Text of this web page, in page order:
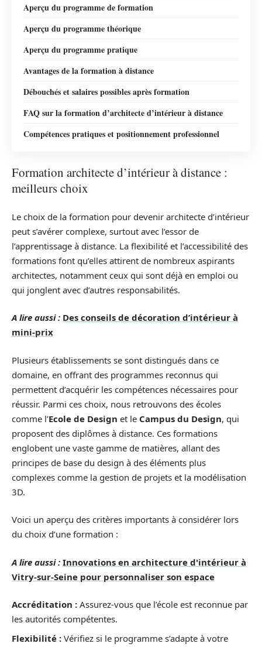
Aperçu du programme de formation
Aperçu du programme théorique
Aperçu du programme pratique
Avantages de la formation à distance
Débouchés et salaires possibles après formation
FAQ sur la formation d’architecte d’intérieur à distance
Compétences pratiques et positionnement professionnel
Formation architecte d’intérieur à distance :
meilleurs choix
Le choix de la formation pour devenir architecte d’intérieur
peut s’avérer complexe, surtout avec l’essor de
l’apprentissage à distance. La flexibilité et l’accessibilité des
formations font qu’elles attirent de nombreux aspirants
architectes, notamment ceux qui sont déjà en emploi ou
qui jonglent avec d’autres responsabilités.
A lire aussi : Des conseils de décoration d’intérieur à
mini-prix
Plusieurs établissements se sont distingués dans ce
domaine, en offrant des programmes reconnus qui
permettent d’acquérir les compétences nécessaires pour
réussir. Parmi ces choix, nous retrouvons des écoles
comme l’Ecole de Design et le Campus du Design, qui
proposent des diplômes à distance. Ces formations
englobent une vaste gamme de matières, allant des
principes de base du design à des éléments plus
complexes comme la gestion de projets et la modélisation
3D.
Voici un aperçu des critères importants à considérer lors
du choix d’une formation :
A lire aussi : Innovations en architecture d'intérieur à
Vitry-sur-Seine pour personnaliser son espace
Accréditation : Assurez-vous que l’école est reconnue par
les autorités compétentes.
Flexibilité : Vérifiez si le programme s’adapte à votre